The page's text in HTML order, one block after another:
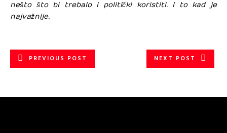
nešto što bi trebalo i politički koristiti. I to kad je
najvažnije.
PREVIOUS POST NEXT POST